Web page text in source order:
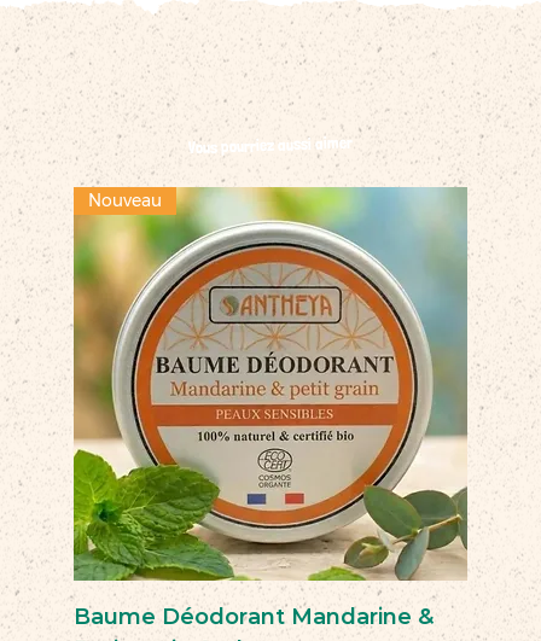
Vous pourriez aussi aimer
Nouveau
Baume Déodorant Mandarine &